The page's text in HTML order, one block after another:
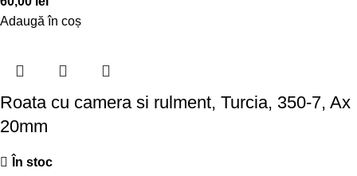
Adaugă în coș
Roata cu camera si rulment, Turcia, 350-7, Ax
20mm
În stoc